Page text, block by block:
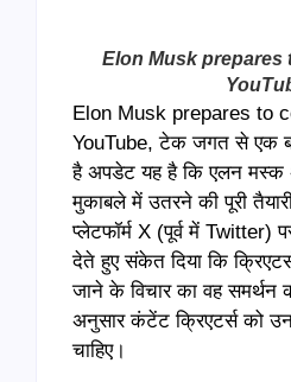
Elon Musk prepares
Elon Musk prepares to
YouTube, टेक जगत से एक
है अपडेट यह है कि एलन मस्क
मुकाबले में उतरने की पूरी
प्लेटफॉर्म X (पूर्व में Twitter)
देते हुए संकेत दिया कि
जाने के विचार का वह
अनुसार कंटेंट क्रिएटर्स को
चाहिए।